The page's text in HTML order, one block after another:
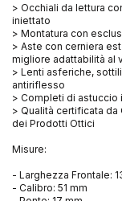
> Occhiali da lettura
iniettato
> Montatura con
> Aste con cerniera
migliore adattabilità al
> Lenti asferiche,
antiriflesso
> Completi di
> Qualità certificata da
dei Prodotti Ottici
Misure:
- Larghezza Frontale:
- Calibro: 51 mm